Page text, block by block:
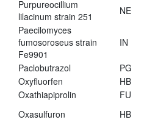
Purpureocillium
lilacinum strain 251
NE
Paecilomyces
fumosoroseus strain
Fe9901
IN
Paclobutrazol PG
Oxyfluorfen
HB
Oxathiapiprolin
FU
Oxasulfuron
HB